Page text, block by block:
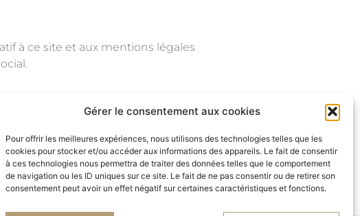
Gérer le consentement aux cookies
Pour offrir les meilleures expériences, nous utilisons des technologies telles que les
cookies pour stocker et/ou accéder aux informations des appareils. Le fait de consentir
à ces technologies nous permettra de traiter des données telles que le comportement
de navigation ou les ID uniques sur ce site. Le fait de ne pas consentir ou de retirer son
consentement peut avoir un effet négatif sur certaines caractéristiques et fonctions.
à ce site et aux mentions légales